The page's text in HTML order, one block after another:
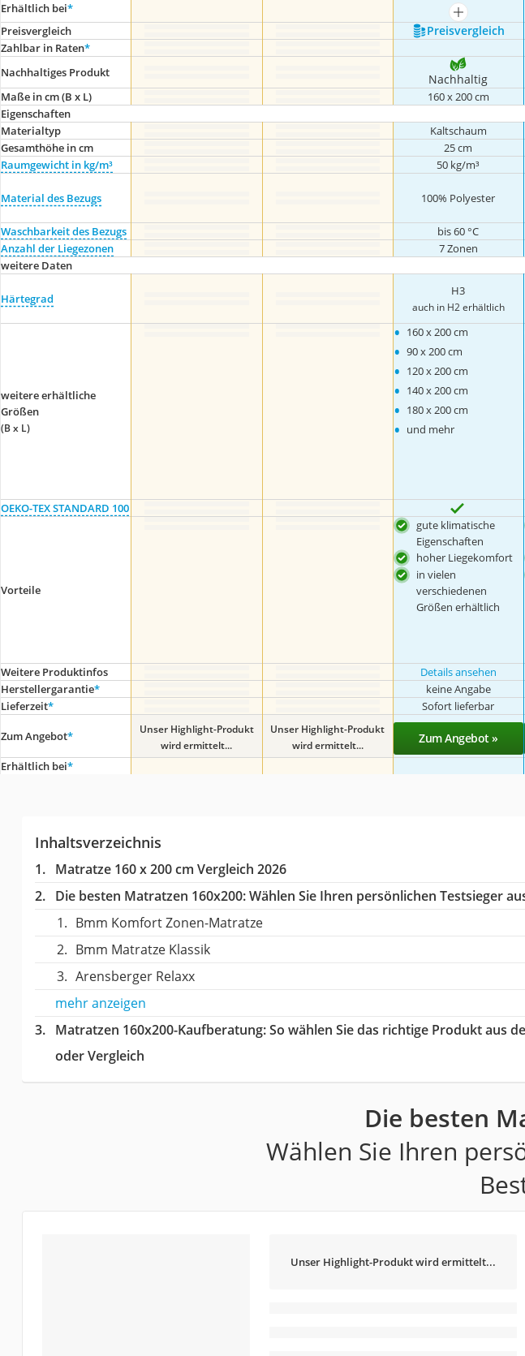
Erhältlich bei*
mehr anzeigen
Preis­vergleich
Preis­vergleich
Zahlbar in Raten*
Nachhaltiges Produkt Nachhaltig
Maße in cm (B x L) 160 x 200 cm
Eigenschaften
Materialtyp
Kaltschaum
Gesamthöhe in cm
25 cm
Raumgewicht in kg/m³
50 kg/m³
Material des Bezugs 100% Polyester
Waschbarkeit des Bezugs bis 60 °C
Anzahl der Liegezonen
7 Zonen
weitere Daten
Härtegrad
H3
auch in H2 erhältlich
weitere erhältliche
Größen
(B x L)
• 160 x 200 cm
• 90 x 200 cm
• 120 x 200 cm
• 140 x 200 cm
• 180 x 200 cm
• und mehr
OEKO-TEX STANDARD 100
Vorteile
gute klimatische
Eigenschaften
hoher Liegekomfort
in vielen
verschiedenen
Größen erhältlich
Weitere Produktinfos Details ansehen
Herstellergarantie* keine Angabe
Lieferzeit* Sofort lieferbar
Zum Angebot*
Unser Highlight-Produkt
wird ermittelt...
Unser Highlight-Produkt
wird ermittelt...
Zum Angebot »
Erhältlich bei*
Inhaltsverzeichnis
Matratze 160 x 200 cm Vergleich 2026
Die besten Matratzen 160x200:Wählen Sie Ihren persönlichen Testsieger
Bmm Komfort Zonen-Matratze
Bmm Matratze Klassik
Arensberger Relaxx
mehr anzeigen
Matratzen 160x200-Kaufberatung: So wählen Sie das richtige Produkt aus
oder Vergleich
Die besten
Wählen Sie Ihren
Unser Highlight-Produkt wird ermittelt...